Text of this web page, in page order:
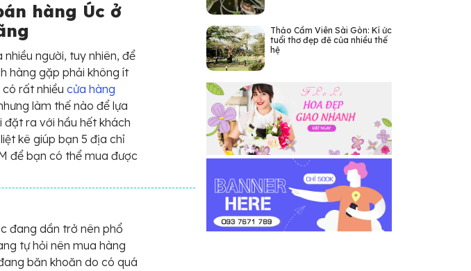
hàng Úc ở
người, tuy nhiên, để
hàng gặp phải không ít
có rất nhiềucửa hàng
làm thế nào để lựa
ra với hầu hết khách
kê giúp bạn 5 địa chỉ
để bạn có thể mua được
đang dần trở nên phổ
tự hỏi nên mua hàng
băn khoăn do có quá
Thảo Cầm Viên Sài Gòn: Kí ức
tuổi thơ đẹp đẽ của nhiều thế
hệ